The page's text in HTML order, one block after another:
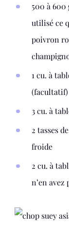
500 à 600
utilisé ce
poivron
1 cu. à
(facultatif)
3 cu. à
2 tasses
froide
2 cu. à
n’en avez